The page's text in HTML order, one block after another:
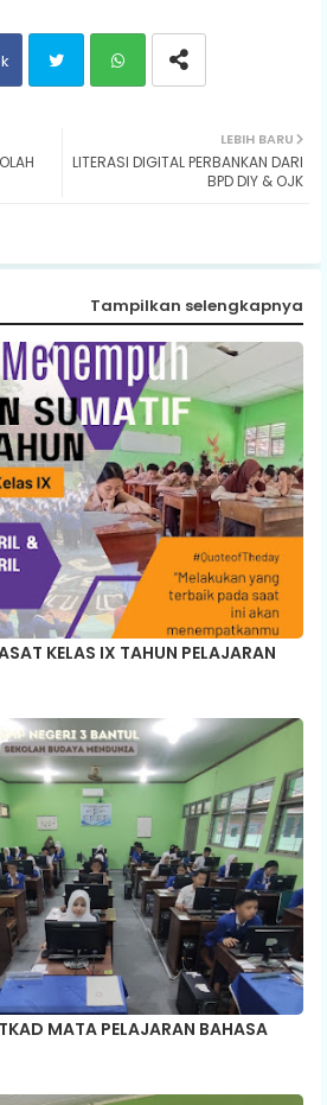
ats
p
LEBIH BARU
LITERASI DIGITAL PERBANKAN DARI
BPD DIY & OJK
Tampilkan selengkapnya
KELAS IX TAHUN PELAJARAN
MATA PELAJARAN BAHASA